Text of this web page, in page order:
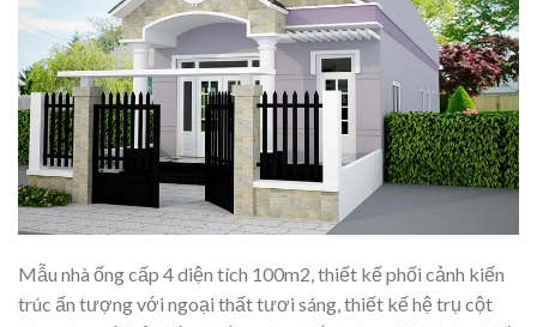
Mẫu nhà ống cấp 4 diện tích 100m2, thiết kế phối cảnh kiến
trúc ấn tượng với ngoại thất tươi sáng, thiết kế hệ trụ cột